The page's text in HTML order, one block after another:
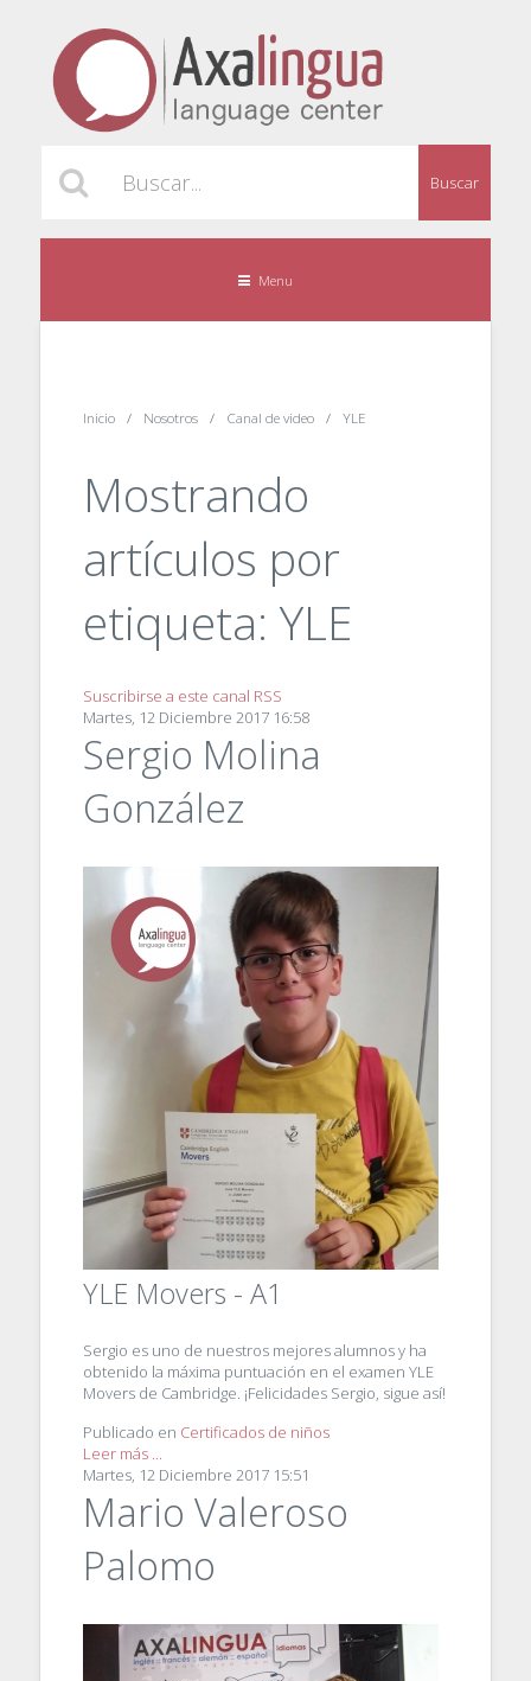
Buscar
Menu
Inicio Nosotros Canal de video YLE
Mostrando
artículos por
etiqueta: YLE
Suscribirse a este canal RSS
Martes, 12 Diciembre 2017 16:58
Sergio Molina
González
YLE Movers - A1
Sergio es uno de nuestros mejores alumnos y ha
obtenido la máxima puntuación en el examen YLE
Movers de Cambridge. ¡Felicidades Sergio, sigue así!
Publicado en Certificados de niños
Leer más ...
Martes, 12 Diciembre 2017 15:51
Mario Valeroso
Palomo